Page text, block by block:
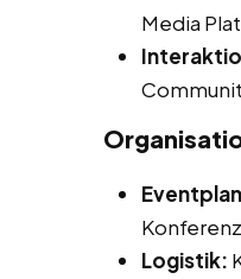
Media
Logistik: